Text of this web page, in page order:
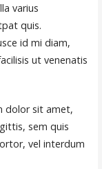
varius
quis.
id mi diam,
ut venenatis
dolor sit amet,
sem quis
vel interdum